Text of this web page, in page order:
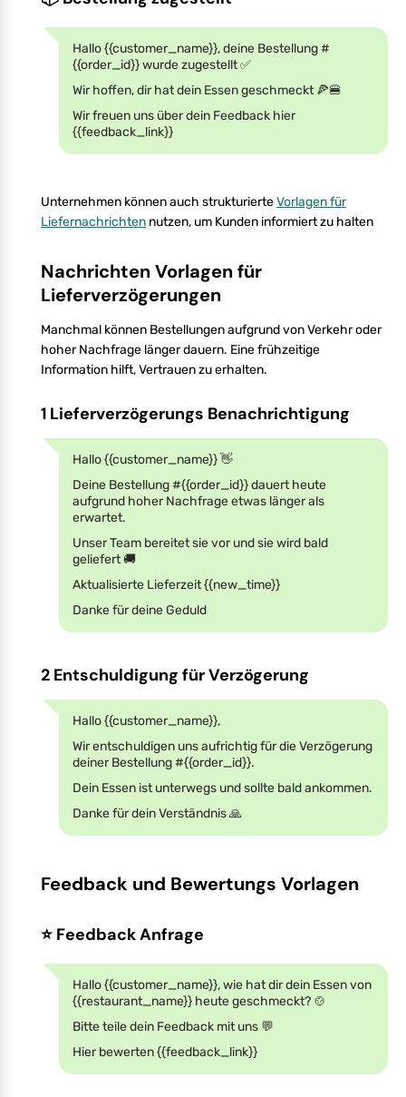
Hallo {{customer_name}}, deine Bestellung #
{{order_id}} wurde zugestellt ✅
Wir hoffen, dir hat dein Essen geschmeckt 🍕🍔
Wir freuen uns über dein Feedback hier
{{feedback_link}}
Unternehmen können auch strukturierteVorlagen für
Liefernachrichten nutzen, um Kunden informiert zu halten
Nachrichten Vorlagen für
Lieferverzögerungen
Manchmal können Bestellungen aufgrund von Verkehr oder
hoher Nachfrage länger dauern. Eine frühzeitige
Information hilft, Vertrauen zu erhalten.
1 Lieferverzögerungs Benachrichtigung
Hallo {{customer_name}} 👋
Deine Bestellung #{{order_id}} dauert heute
aufgrund hoher Nachfrage etwas länger als
erwartet.
Unser Team bereitet sie vor und sie wird bald
geliefert 🚚
Aktualisierte Lieferzeit {{new_time}}
Danke für deine Geduld
2 Entschuldigung für Verzögerung
Hallo {{customer_name}},
Wir entschuldigen uns aufrichtig für die Verzögerung
deiner Bestellung #{{order_id}}.
Dein Essen ist unterwegs und sollte bald ankommen.
Danke für dein Verständnis 🙏
Feedback und Bewertungs Vorlagen
⭐ Feedback Anfrage
Hallo {{customer_name}}, wie hat dir dein Essen von
{{restaurant_name}} heute geschmeckt? 🍲
Bitte teile dein Feedback mit uns 💬
Hier bewerten {{feedback_link}}